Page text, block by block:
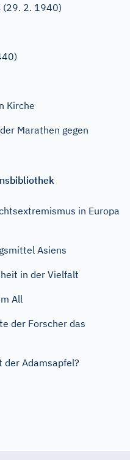
(29. 2. 1940)
Kirche
Marathen gegen
in Europa
Asiens
in der Vielfalt
All
der Forscher das
der Adamsapfel?